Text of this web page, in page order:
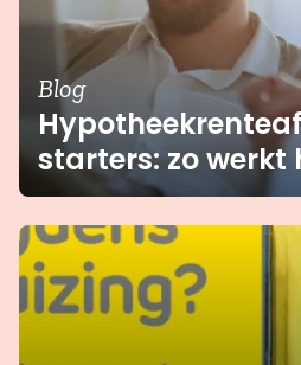
Blog
starters: zo werkt